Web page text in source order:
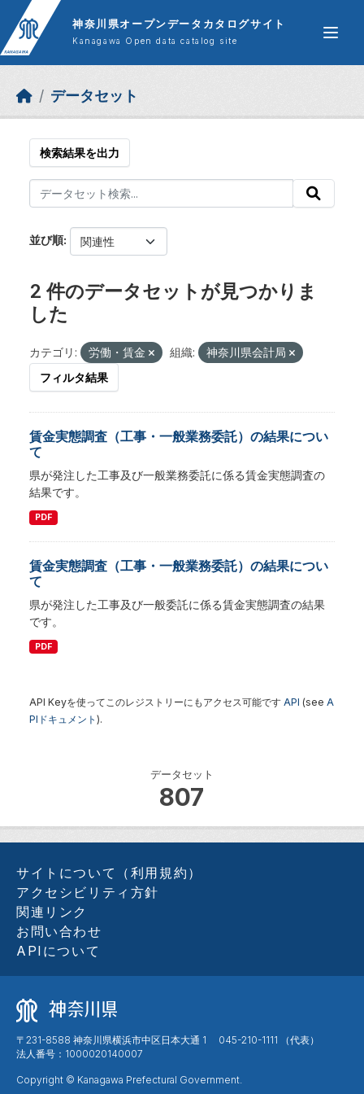
Skip to main content
神奈川県オープンデータカタログサイト
Kanagawa Open data catalog site
データセット
データセット
807
検索結果を出力
並び順
2 件のデータセットが見つかりま
した
カテゴリ: 労働・賃金 組織:
神奈川県会計局
フィルタ結果
賃金実態調査（工事・一般業務委託）の結果につい
て
県が発注した工事及び一般業務委託に係る賃金実態調査の
結果です。
PDF
賃金実態調査（工事・一般業務委託）の結果につい
て
県が発注した工事及び一般委託に係る賃金実態調査の結果
です。
PDF
API Keyを使ってこのレジストリーにもアクセス可能です API (see A
PIドキュメント ).
サイトについて（利用規約）
アクセシビリティ方針
関連リンク
お問い合わせ
APIについて
〒231-8588 神奈川県横浜市中区日本大通 1 045-210-1111 （代表）
法人番号：1000020140007
Copyright © Kanagawa Prefectural Government.